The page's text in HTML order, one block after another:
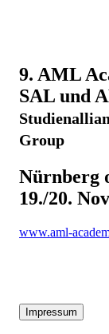
9. AML
SAL und
Group
Nürnberg
19./20.
www.aml-
Impressum